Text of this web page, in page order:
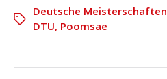
Deutsche Meisterschaften
DTU, Poomsae